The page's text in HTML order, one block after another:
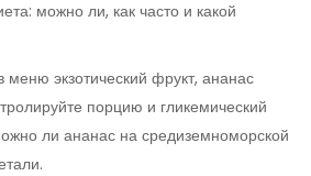
можно ли, как часто и какой
меню экзотический фрукт, ананас
порцию и гликемический
ли ананас на средиземноморской